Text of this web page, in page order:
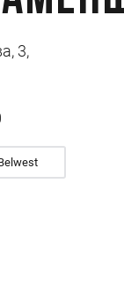
3,